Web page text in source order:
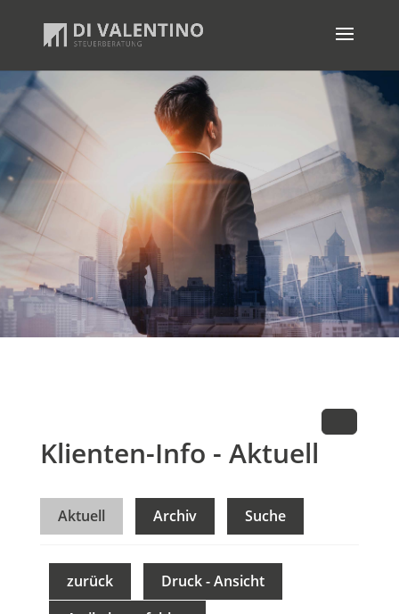
Klienten-Info - Aktuell
Aktuell Archiv Suche
zurück
Druck - Ansicht